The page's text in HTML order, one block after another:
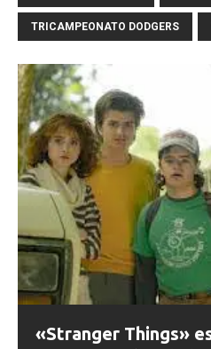
TRICAMPEONATO DODGERS
«Stranger Things»